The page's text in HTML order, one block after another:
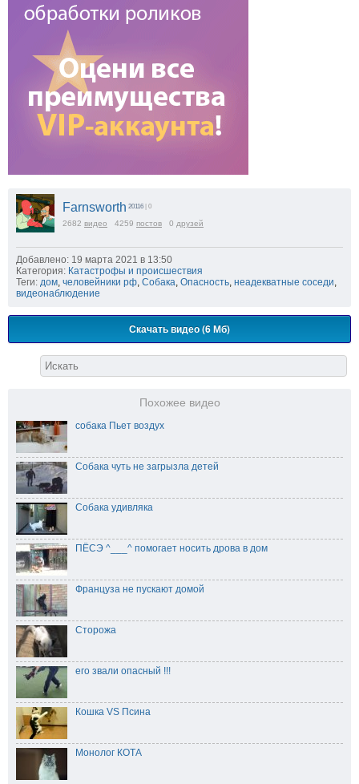
Farnsworth 20116 | 0
2682 видео 4259 постов 0 друзей
Добавлено: 19 марта 2021 в 13:50
Категория: Катастрофы и происшествия
Теги: дом человейники рф Собака Опасность неадекватные соседи
видеонаблюдение
Скачать видео (6 Мб)
Похожее видео
собака Пьет воздух
Собака чуть не загрызла детей
Собака удивляка
ПЁСЭ ^___^ помогает носить дрова в дом
Француза не пускают домой
Сторожа
его звали опасный !!!
Кошка VS Псина
Монолог КОТА